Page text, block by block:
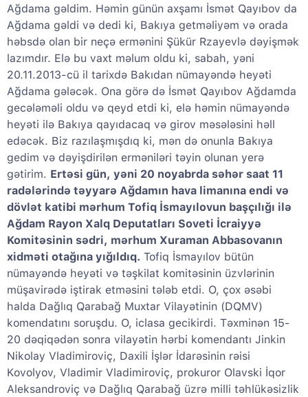
Ağdama gəldim. Həmin günün axşamı İsmət Qayıbov da
Ağdama gəldi və dedi ki, Bakıya getməliyəm və orada
həbsdə olan bir neçə ermənini Şükür Rzayevlə dəyişmək
lazımdır. Elə bu vaxt məlum oldu ki, sabah, yəni
20.11.2013-cü il tarixdə Bakıdan nümayəndə heyəti
Ağdama gələcək. Ona görə də İsmət Qayıbov Ağdamda
gecələməli oldu və qeyd etdi ki, elə həmin nümayəndə
heyəti ilə Bakıya qayıdacaq və girov məsələsini həll
edəcək. Biz razılaşmışdıq ki, mən də onunla Bakıya
gedim və dəyişdirilən erməniləri təyin olunan yerə
gətirim. Ertəsi gün, yəni 20 noyabrda səhər saat 11
radələrində təyyarə Ağdamın hava limanına endi və
dövlət katibi mərhum Tofiq İsmayılovun başçılığı ilə
Ağdam Rayon Xalq Deputatları Soveti İcraiyyə
Komitəsinin sədri, mərhum Xuraman Abbasovanın
xidməti otağına yığıldıq. Tofiq İsmayılov bütün
nümayəndə heyəti və təşkilat komitəsinin üzvlərinin
müşavirədə iştirak etməsini tələb etdi. O, çox əsəbi
halda Dağlıq Qarabağ Muxtar Vilayətinin (DQMV)
komendatını soruşdu. O, iclasa gecikirdi. Təxminən 15-
20 dəqiqədən sonra vilayətin hərbi komendantı Jinkin
Nikolay Vladimiroviç, Daxili İşlər İdarəsinin rəisi
Kovolyov, Vladimir Vladimiroviç, prokuror Olavski İqor
Aleksandroviç və Dağlıq Qarabağ üzrə milli təhlükəsizlik